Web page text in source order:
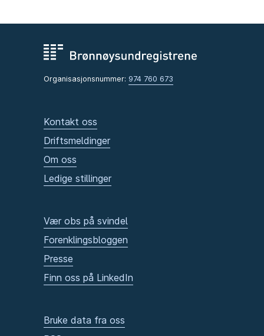
Organisasjonsnummer: 974 760 673
Kontakt oss
Driftsmeldinger
Om oss
Ledige stillinger
Vær obs på svindel
Forenklingsbloggen
Presse
Finn oss på LinkedIn
Bruke data fra oss